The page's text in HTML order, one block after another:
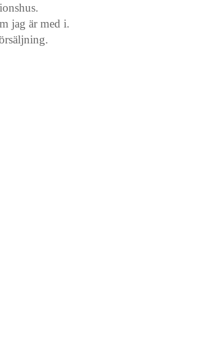
jag är med i.